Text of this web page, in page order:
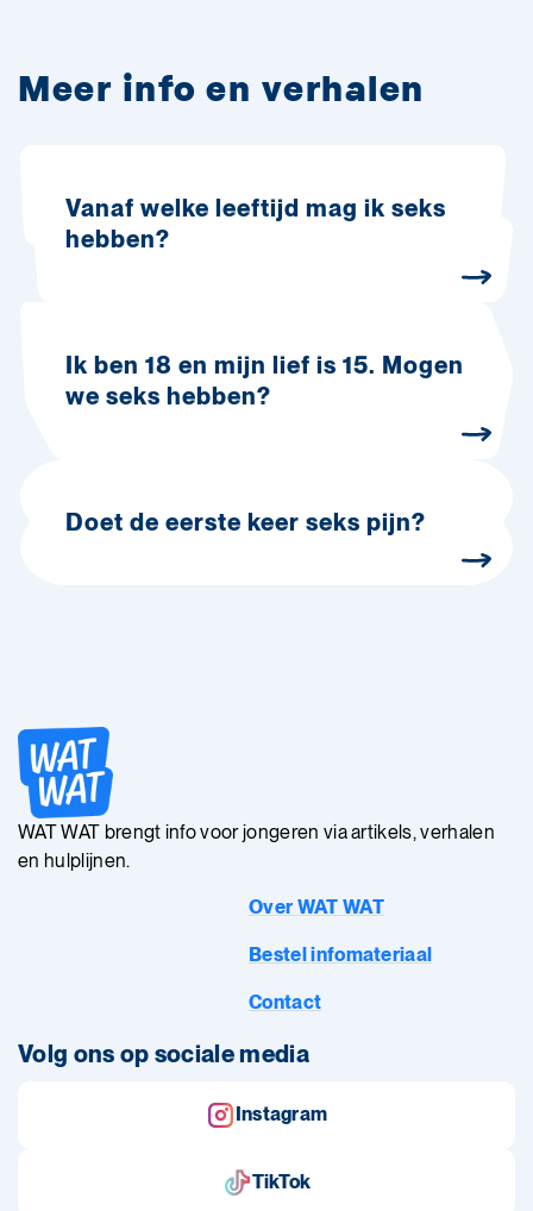
Meer info en verhalen
Vanaf welke leeftijd mag ik seks
hebben?
Ik ben 18 en mijn lief is 15. Mogen
we seks hebben?
Doet de eerste keer seks pijn?
WAT WAT brengt info voor jongeren via artikels, verhalen
en hulplijnen.
Over WAT WAT
Bestel infomateriaal
Contact
Volg ons op sociale media
Instagram
TikTok